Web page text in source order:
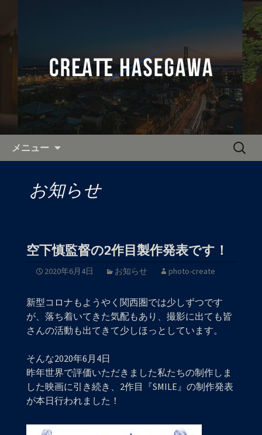
全国へ出張可能なカメラマン
「クリエイト長谷川」の公式ブ
ログ
奈良・関西を中心に活動し、全国へ出
張可能なカメラマンをお探しなら「有
限会社クリエイト長谷川」へ。
メニュー
検
お知らせ
空下慎監督の2作目製作発表です！
2020年6月4日 お知らせ photo-create
新型コロナもようやく関西圏では少しずつです
が、落ち着いてきた気配もあり、撮影に出ても皆
さんの活動も出てきて少しほっとしています。
そんな2020年6月4日
昨年世界で評価いただきました私たちの制作しま
した映画に引き続き、2作目『SMILE』の制作発表
が本日行われました！